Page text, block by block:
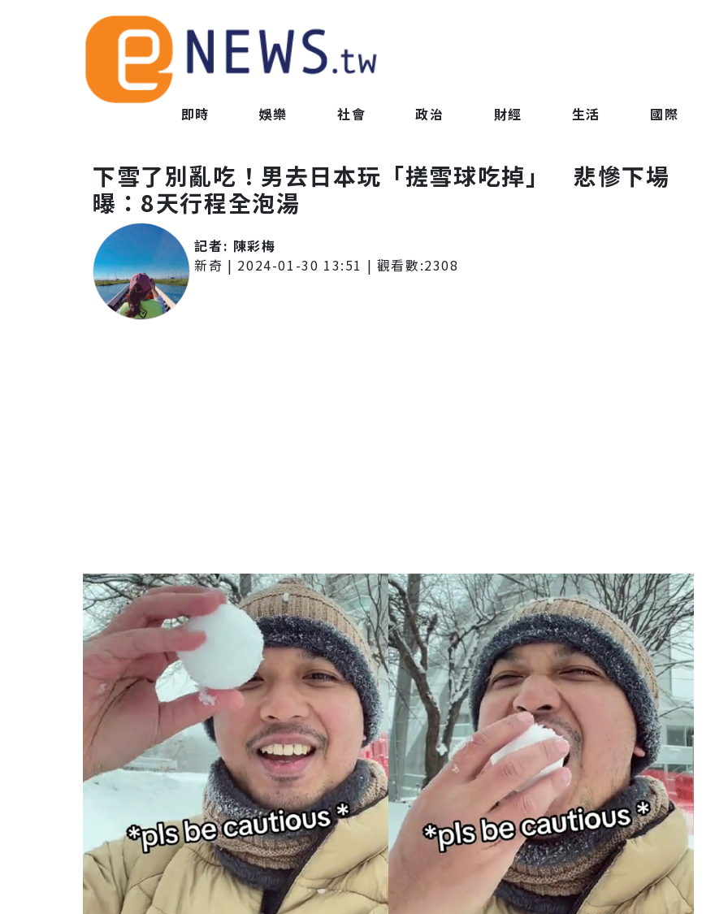
即時 娛樂 社會 政治 財經 生活 國際
下雪了別亂吃！男去日本玩「搓雪球吃掉」 悲慘下場
曝：8天行程全泡湯
記者: 陳彩梅
新奇 | 2024-01-30 13:51 | 觀看數:2308